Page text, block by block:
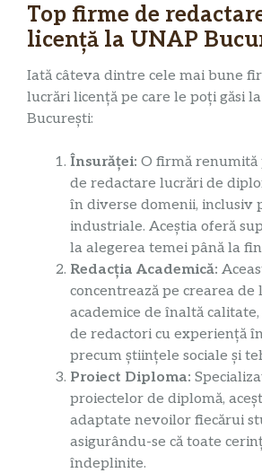
Top firme de
licență la UNAP
Iată câteva dintre cele mai bune
lucrări licență pe care le poți găsi
București:
Însurăței: O firmă
de redactare lucrări de
în diverse domenii, inclusiv
industriale. Aceștia oferă
la alegerea temei până la
Redacția Academică:
concentrează pe crearea de
academice de înaltă
de redactori cu experiență
precum științele sociale și
Proiect Diploma:
proiectelor de diplomă,
adaptate nevoilor fiecărui
asigurându-se că toate
îndeplinite.